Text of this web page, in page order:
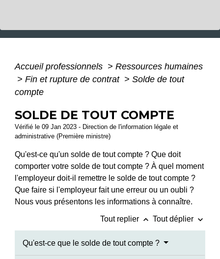
Accueil professionnels > Ressources humaines
> Fin et rupture de contrat > Solde de tout
compte
SOLDE DE TOUT COMPTE
Vérifié le 09 Jan 2023 - Direction de l'information légale et
administrative (Première ministre)
Qu'est-ce qu'un solde de tout compte ? Que doit
comporter votre solde de tout compte ? À quel moment
l'employeur doit-il remettre le solde de tout compte ?
Que faire si l'employeur fait une erreur ou un oubli ?
Nous vous présentons les informations à connaître.
Tout replier keyboard_arrow_up Tout déplier keyboard_arrow_down
Qu'est-ce que le solde de tout compte ?